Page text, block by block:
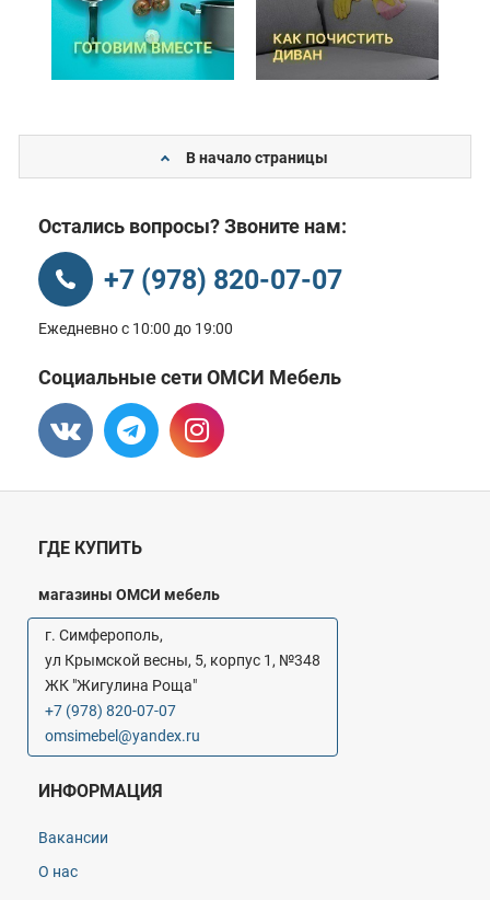
В начало страницы
Остались вопросы? Звоните нам:
+7 (978) 820-07-07
Ежедневно с 10:00 до 19:00
Социальные сети ОМСИ Мебель
ГДЕ КУПИТЬ
магазины ОМСИ мебель
г. Симферополь,
ул Крымской весны, 5, корпус 1, №348
ЖК "Жигулина Роща"
+7 (978) 820-07-07
omsimebel@yandex.ru
ИНФОРМАЦИЯ
Вакансии
О нас